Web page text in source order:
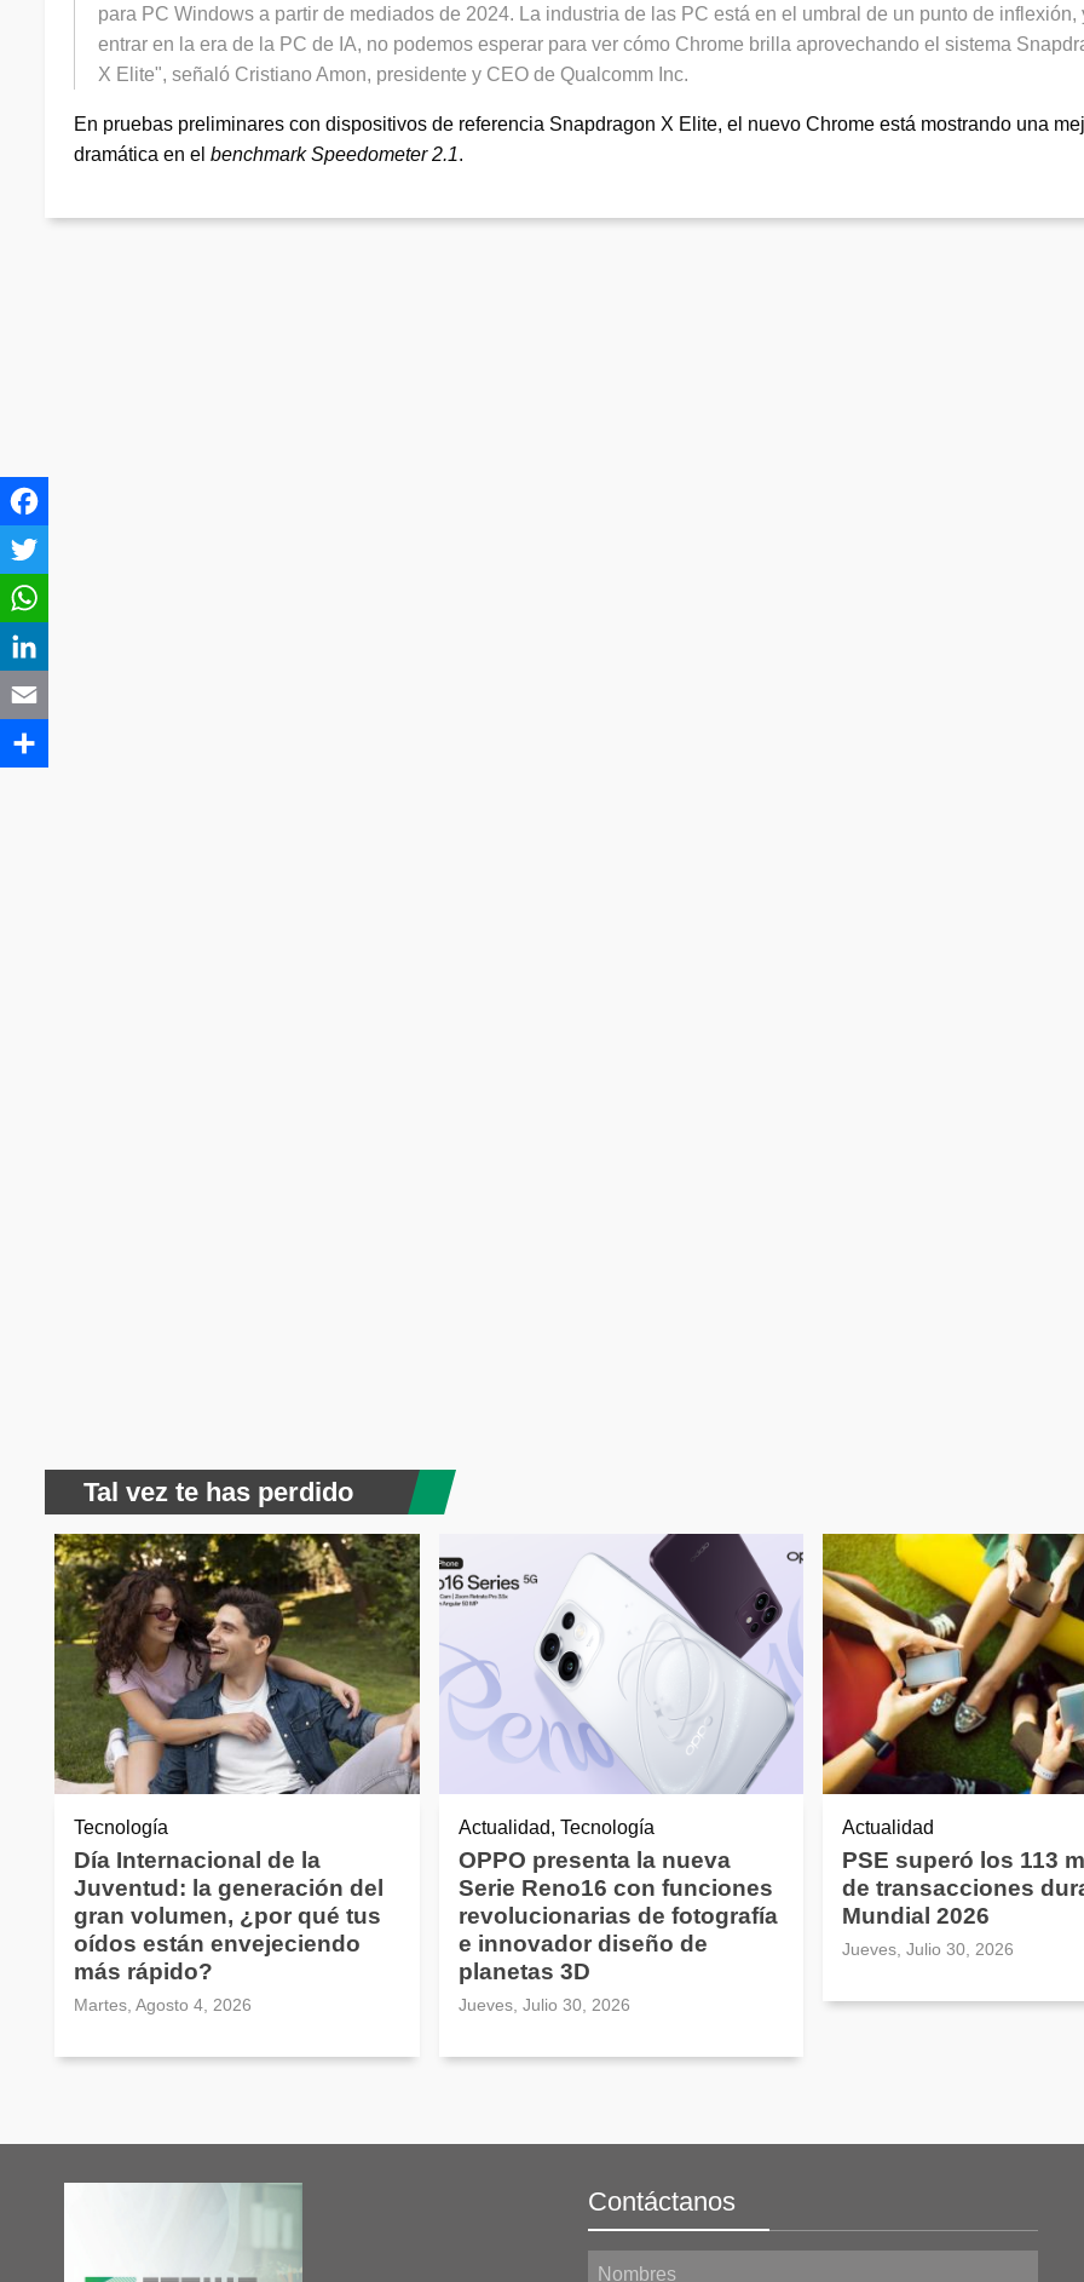
para PC Windows a partir de mediados de 2024. La industria de las PC está en el umbral de un punto de inflexión,
entrar en la era de la PC de IA, no podemos esperar para ver cómo Chrome brilla aprovechando el sistema
X Elite", señaló Cristiano Amon, presidente y CEO de Qualcomm Inc.
En pruebas preliminares con dispositivos de referencia Snapdragon X Elite, el nuevo Chrome está mostrando una
dramática en el benchmark Speedometer 2.1.
Tal vez te has perdido
Tecnología
Día Internacional de la
Juventud: la generación del
gran volumen, ¿por qué tus
oídos están envejeciendo
más rápido?
Martes, Agosto 4, 2026
Actualidad, Tecnología
OPPO presenta la nueva
Serie Reno16 con funciones
revolucionarias de fotografía
e innovador diseño de
planetas 3D
Jueves, Julio 30, 2026
Actualidad
PSE superó los 113
de transacciones
Mundial 2026
Jueves, Julio 30, 2026
Contáctanos
Nombres